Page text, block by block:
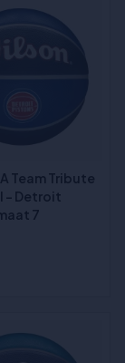
Team Tribute
- Detroit
7